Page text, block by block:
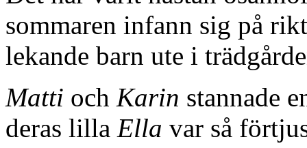
sommaren infann sig på
lekande barn ute i
Matti och Karin stannade
deras lilla Ella var så